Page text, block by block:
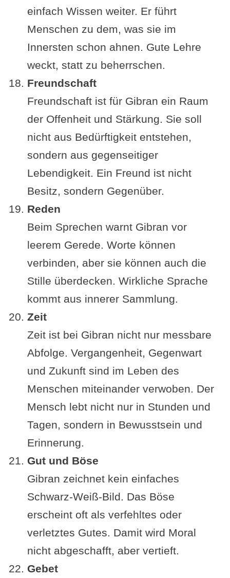
einfach Wissen weiter. Er führt
Menschen zu dem, was sie im
Innersten schon ahnen. Gute Lehre
weckt, statt zu beherrschen.
Freundschaft
Freundschaft ist für Gibran ein Raum
der Offenheit und Stärkung. Sie soll
nicht aus Bedürftigkeit entstehen,
sondern aus gegenseitiger
Lebendigkeit. Ein Freund ist nicht
Besitz, sondern Gegenüber.
Reden
Beim Sprechen warnt Gibran vor
leerem Gerede. Worte können
verbinden, aber sie können auch die
Stille überdecken. Wirkliche Sprache
kommt aus innerer Sammlung.
Zeit
Zeit ist bei Gibran nicht nur messbare
Abfolge. Vergangenheit, Gegenwart
und Zukunft sind im Leben des
Menschen miteinander verwoben. Der
Mensch lebt nicht nur in Stunden und
Tagen, sondern in Bewusstsein und
Erinnerung.
Gut und Böse
Gibran zeichnet kein einfaches
Schwarz-Weiß-Bild. Das Böse
erscheint oft als verfehltes oder
verletztes Gutes. Damit wird Moral
nicht abgeschafft, aber vertieft.
Gebet